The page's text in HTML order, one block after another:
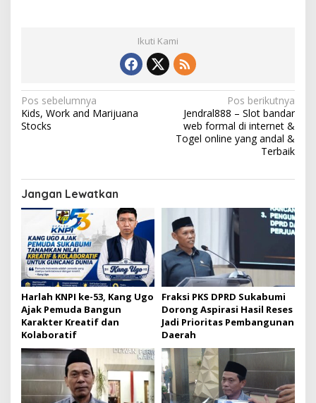
Ikuti Kami
N
a
g
a
p
o
s
Pos sebelumnya
Kids, Work and Marijuana
Stocks
Pos berikutnya
Jendral888 – Slot bandar
web formal di internet &
Togel online yang andal &
Terbaik
Jangan Lewatkan
Harlah KNPI ke-53, Kang Ugo
Ajak Pemuda Bangun
Karakter Kreatif dan
Kolaboratif
Fraksi PKS DPRD Sukabumi
Dorong Aspirasi Hasil Reses
Jadi Prioritas Pembangunan
Daerah